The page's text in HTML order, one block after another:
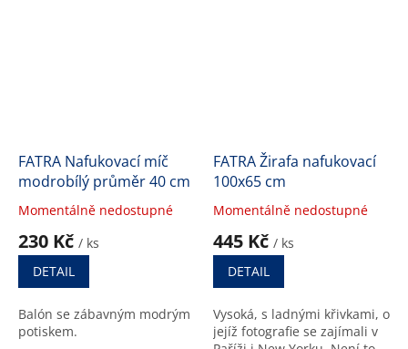
FATRA Nafukovací míč
modrobílý průměr 40 cm
Průměrné
produktu
5,0
5
hvězdiček.
Momentálně nedostupné
230 Kč / ks
DETAIL
Balón se zábavným modrým
potiskem.
FATRA Žirafa nafukovací
100x65 cm
Průměrné
produktu
5,0
5
hvězdiček.
Momentálně nedostupné
445 Kč / ks
DETAIL
Vysoká, s ladnými křivkami, o
jejíž fotografie se zajímali v